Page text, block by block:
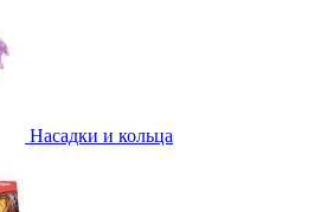
Насадки и кольца